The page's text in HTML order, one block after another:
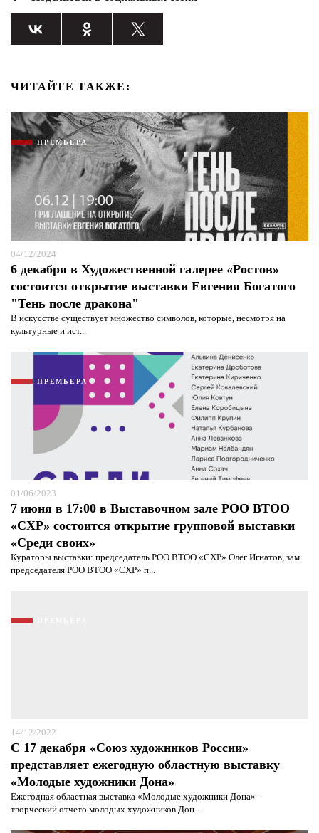
ЧИТАЙТЕ ТАКЖЕ:
ПРЕМЬЕРА
04/12/2024
6 декабря в Художественной галерее «Ростов»
состоится открытие выставки Евгения Богатого
"Тень после дракона"
В искусстве существует множество символов, которые, несмотря на
культурные и ист...
ПРЕМЬЕРА
01/06/2023
7 июня в 17:00 в Выставочном зале РОО ВТОО
«СХР» состоится открытие групповой выставки
«Среди своих»
Кураторы выставки: председатель РОО ВТОО «СХР» Олег Игнатов, зам.
председателя РОО ВТОО «СХР» п...
14/12/2022
С 17 декабря «Союз художников России»
представляет ежегодную областную выставку
«Молодые художники Дона»
Ежегодная областная выставка «Молодые художники Дона» -
творческий отчето молодых художников Дон...
Я согласен с политикой конфиденциальности и
защиты информации*
Я согласен с
политикой конфиденциальности и